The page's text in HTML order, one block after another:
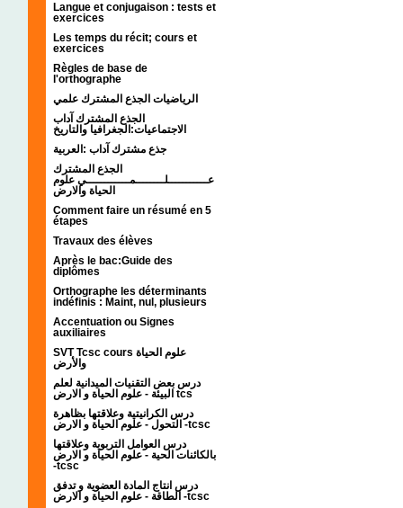
Langue et conjugaison : tests et
exercices
Les temps du récit; cours et
exercices
Règles de base de
l'orthographe
الرياضيات الجذع المشترك علمي
الجذع المشترك آداب
الاجتماعيات:الجغرافيا والتاريخ
جذع مشترك آداب :العربية
الجذع المشترك
عـــــــــــلــــــــمــــــــــــي علوم
الحياة والارض
Comment faire un résumé en 5
étapes
Travaux des élèves
Après le bac:Guide des
diplômes
Orthographe les déterminants
indéfinis : Maint, nul, plusieurs
Accentuation ou Signes
auxiliaires
SVT Tcsc cours علوم الحياة
والأرض
درس بعض التقنيات الميدانية لعلم
البيئة - علوم الحياة و الارض tcs
درس الكرانيتية وعلاقتها بظاهرة
التحول - علوم الحياة و الارض -tcsc
درس العوامل التربوية وعلاقتها
بالكائنات الحية - علوم الحياة و الارض
-tcsc
درس انتاج المادة العضوية و تدفق
الطاقة - علوم الحياة و الارض -tcsc